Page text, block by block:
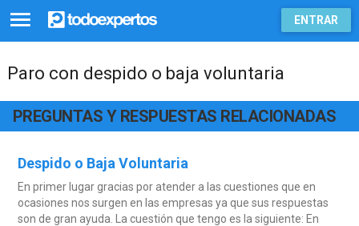
ENTRAR
Paro con despido o baja voluntaria
PREGUNTAS Y RESPUESTAS RELACIONADAS
Despido o Baja Voluntaria
En primer lugar gracias por atender a las cuestiones que en
ocasiones nos surgen en las empresas ya que sus respuestas
son de gran ayuda. La cuestión que tengo es la siguiente: En